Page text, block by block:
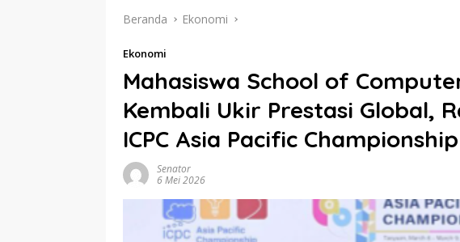
Beranda Ekonomi
Ekonomi
Mahasiswa School of
Kembali Ukir Prestasi Global,
ICPC Asia Pacific
Senator
6 Mei 2026